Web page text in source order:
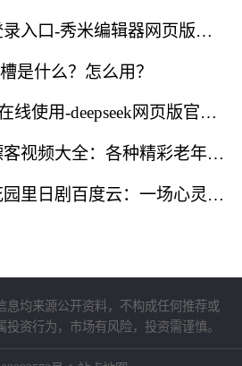
秀米官方网版登录入口-秀米编辑器网页版登录入口
是什么？怎么用？
deepseek网页版在线使用-deepseek网页版官网入口
公园里的老年镖客视频大全：各种精彩老年镖客瞬间全收录
我想进入你的花园里日剧百度云：一场心灵的治愈之旅
息均来源公开资料，不构成任何推荐或
投资行为，市场有风险，投资需谨慎。